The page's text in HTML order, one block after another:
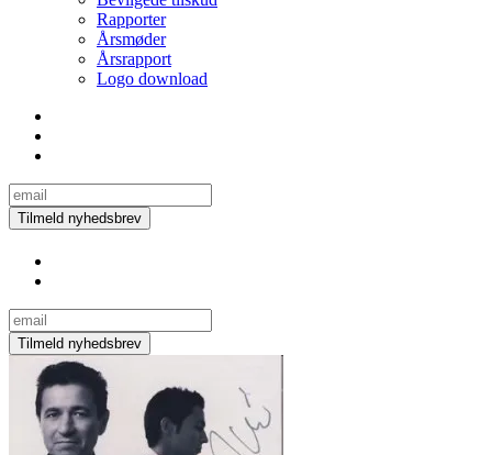
Rapporter
Årsmøder
Årsrapport
Logo download